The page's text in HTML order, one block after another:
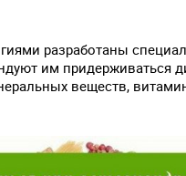
разработаны
им придерживаться
веществ,